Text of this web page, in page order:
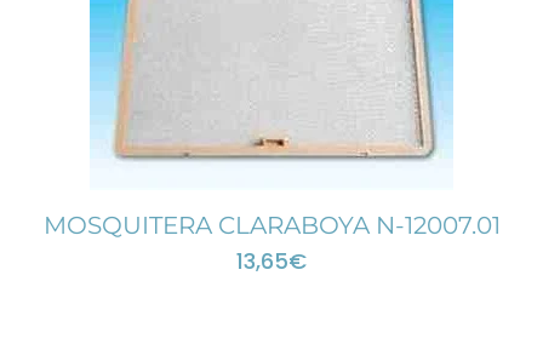
MOSQUITERA CLARABOYA N-12007.01
13,65€